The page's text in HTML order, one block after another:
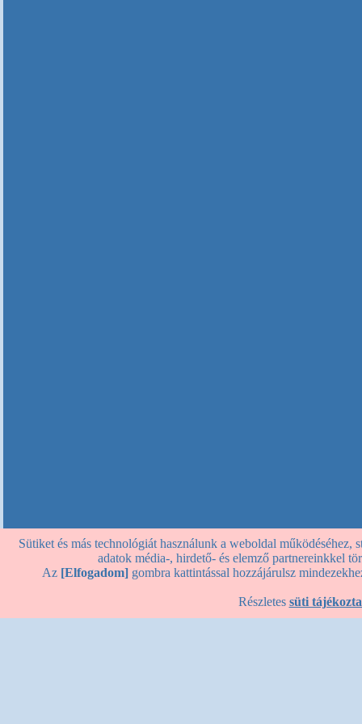
Sütiket és más technológiát használunk a weboldal működéséhez,
adatok média-, hirdető- és elemző partnereinkkel
Az [Elfogadom]gombra kattintással hozzájárulsz
Részletes süti